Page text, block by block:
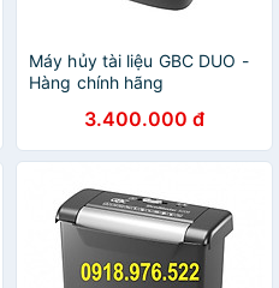
Máy hủy tài liệu GBC DUO -
Hàng chính hãng
3.400.000 đ